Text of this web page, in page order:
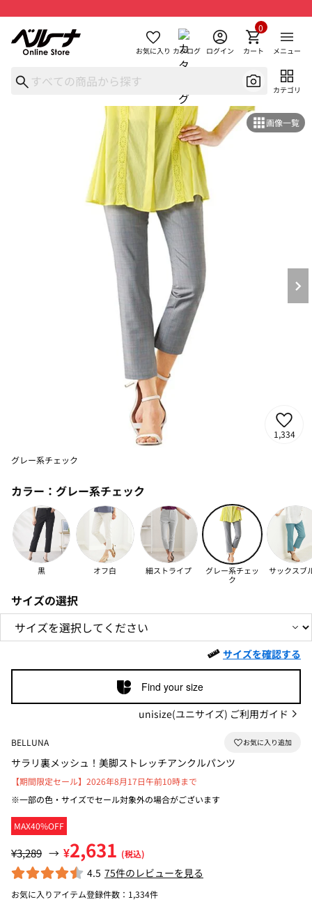
お気に入り カタログ ログイン カート
0
メニュー
カテゴリ
画像一覧
1,334
グレー系チェック
カラー： グレー系チェック
黒 オフ白 細ストライプ
グレー系チェッ
ク
サックスブ
サイズの選択
サイズを確認する
Find your size
unisize(ユニサイズ) ご利用ガイド
BELLUNA
サラリ裏メッシュ！美脚ストレッチアンクルパンツ
MAX40%OFF
【期間限定セール】2026年8月17日午前10時まで
※一部の色・サイズでセール対象外の場合がございます
¥3,289 → ¥2,631 (税込)
4.5 75件のレビューを見る
お気に入りアイテム登録件数： 1,334件